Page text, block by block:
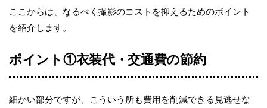
ここからは、なるべく撮影のコストを抑えるためのポイント
を紹介します。
ポイント①衣装代・交通費の節約
細かい部分ですが、こういう所も費用を削減できる見逃せな